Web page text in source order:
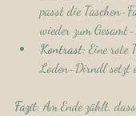
passt die Taschen-
wieder zum Gesamt-
Kontrast: Eine rote
Loden-Dirndl setzt
Fazit: Am Ende zählt,